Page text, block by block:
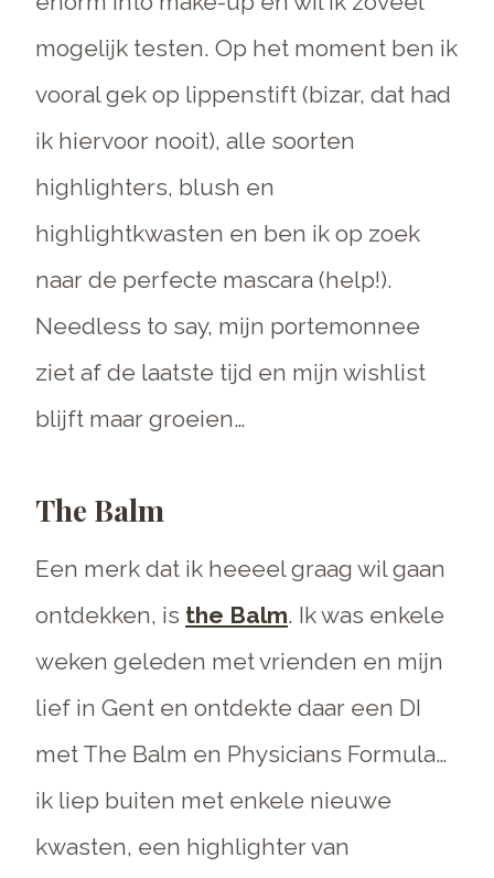
mogelijk testen. Op het moment ben ik
vooral gek op lippenstift (bizar, dat had
ik hiervoor nooit), alle soorten
highlighters, blush en
highlightkwasten en ben ik op zoek
naar de perfecte mascara (help!).
Needless to say, mijn portemonnee
ziet af de laatste tijd en mijn wishlist
blijft maar groeien…
The Balm
Een merk dat ik heeeel graag wil gaan
ontdekken, is the Balm. Ik was enkele
weken geleden met vrienden en mijn
lief in Gent en ontdekte daar een DI
met The Balm en Physicians Formula…
ik liep buiten met enkele nieuwe
kwasten, een highlighter van